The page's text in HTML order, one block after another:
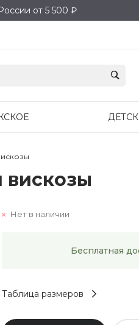
от 5 500 ₽
вискозы
Нет в наличии
Бесплатная
Таблица размеров